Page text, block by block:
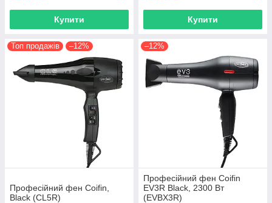
Купити Купити
Топ продажів –12%
Професійний фен Coifin,
Black (CL5R)
–12%
Професійний фен Coifin
EV3R Black, 2300 Вт
(EVBX3R)